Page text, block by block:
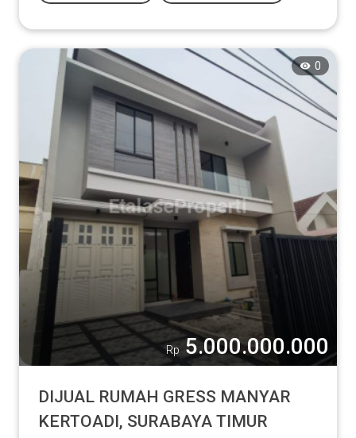
0
Rp 5.000.000.000
DIJUAL RUMAH GRESS MANYAR
KERTOADI, SURABAYA TIMUR